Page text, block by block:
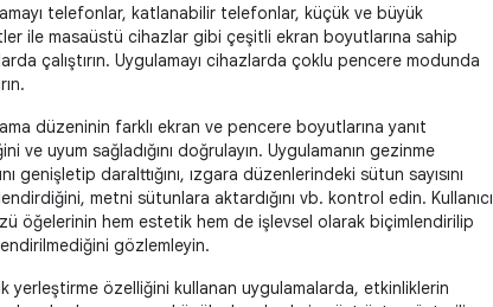
telefonlar, katlanabilir telefonlar, küçük ve büyük
ile masaüstü cihazlar gibi çeşitli ekran boyutlarına sahip
çalıştırın. Uygulamayı cihazlarda çoklu pencere modunda
düzeninin farklı ekran ve pencere boyutlarına yanıt
ve uyum sağladığını doğrulayın. Uygulamanın gezinme
genişletip daralttığını, ızgara düzenlerindeki sütun sayısını
metni sütunlara aktardığını vb. kontrol edin. Kullanıcı
öğelerinin hem estetik hem de işlevsel olarak biçimlendirilip
gözlemleyin.
yerleştirme özelliğini kullanan uygulamalarda, etkinliklerin